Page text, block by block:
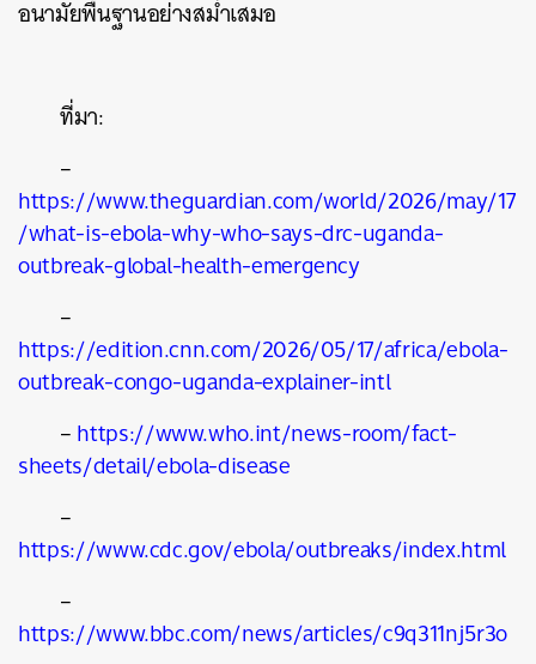
อนามัยพื้นฐานอย่างสม่ำเสมอ
ที่มา:
–
https://www.theguardian.com/world/2026/may/17
/what-is-ebola-why-who-says-drc-uganda-
outbreak-global-health-emergency
–
https://edition.cnn.com/2026/05/17/africa/ebola-
outbreak-congo-uganda-explainer-intl
–https://www.who.int/news-room/fact-
sheets/detail/ebola-disease
–
https://www.cdc.gov/ebola/outbreaks/index.html
–
https://www.bbc.com/news/articles/c9q311nj5r3o